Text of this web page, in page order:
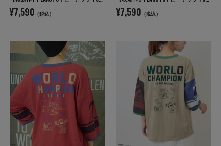
¥7,590 （税込） ¥7,590 （税込）